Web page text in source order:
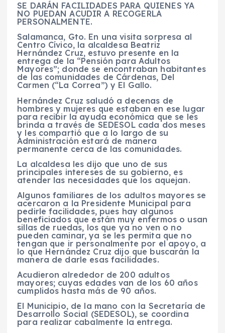
SE DARÁN FACILIDADES PARA QUIENES YA
NO PUEDAN ACUDIR A RECOGERLA
PERSONALMENTE.
Salamanca, Gto. En una visita sorpresa al
Centro Cívico, la alcaldesa Beatriz
Hernández Cruz, estuvo presente en la
entrega de la “Pensión para Adultos
Mayores”; donde se encontraban habitantes
de las comunidades de Cárdenas, Del
Carmen (“La Correa”) y El Gallo.
Hernández Cruz saludó a decenas de
hombres y mujeres que estaban en ese lugar
para recibir la ayuda económica que se les
brinda a través de SEDESOL cada dos meses
y les compartió que a lo largo de su
Administración estará de manera
permanente cerca de las comunidades.
La alcaldesa les dijo que uno de sus
principales intereses de su gobierno, es
atender las necesidades que los aquejan.
Algunos familiares de los adultos mayores se
acercaron a la Presidente Municipal para
pedirle facilidades, pues hay algunos
beneficiados que están muy enfermos o usan
sillas de ruedas, los que ya no ven o no
pueden caminar, ya se les permita que no
tengan que ir personalmente por el apoyo, a
lo que Hernández Cruz dijo que buscarán la
manera de darle esas facilidades.
Acudieron alrededor de 200 adultos
mayores; cuyas edades van de los 60 años
cumplidos hasta más de 90 años.
El Municipio, de la mano con la Secretaría de
Desarrollo Social (SEDESOL), se coordina
para realizar cabalmente la entrega.